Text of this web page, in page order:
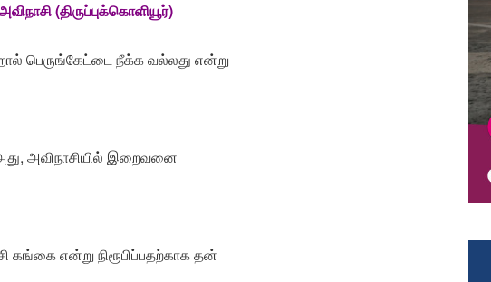
(திருப்புக்கொளியூர்)
பெருங்கேட்டை நீக்க வல்லது என்று
அவிநாசியில் இறைவனை
கங்கை என்று நிரூபிப்பதற்காக தன்